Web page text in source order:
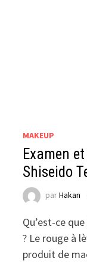
MAKEUP
Examen
Shiseido
parHakan
Qu’est-ce
? Le rouge à
produit de